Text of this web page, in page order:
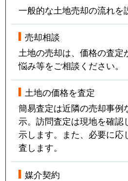
一般的な土地売却の流れを
売却相談
土地の売却は、価格の査定
悩み等をご相談ください。
土地の価格を査定
簡易査定は近隣の売却事例
示。訪問査定は現地を確認
示します。また、必要に応
査します。
媒介契約